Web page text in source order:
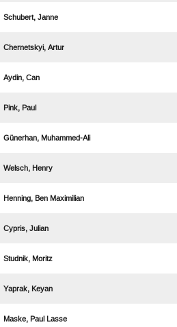
 
 
 
 
 
 
  
 
 
 
  